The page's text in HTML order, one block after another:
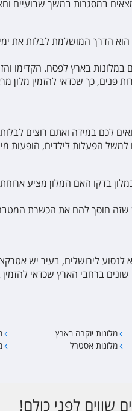
במסגרות במשך שבועיים
הדרך המושלמת לבלות את
בארץ לפסח. הקדימו
כך שכדאי להזמין מלון
לכם במידה ואתם רוצים
הפעלות לילדים, הופעות
בדקו האם המלון מציע
שזה חוסך להם את הכשרת
לירושלים, בעיר יש
שונים ברחבי הארץ שכדאי
מלונות יוקרה בארץ
מלונות אסטרל
שווים לפני כולם!